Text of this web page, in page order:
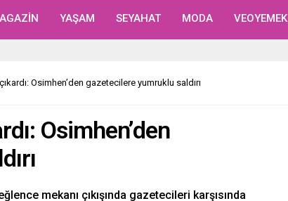
YAŞAM SEYAHAT MODA VEOYEMEK
Osimhen’den gazetecilere yumruklu saldırı
Osimhen’den
mekanı çıkışında gazetecileri karşısında